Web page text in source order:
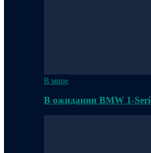
В мире
В ожидании BMW 1-